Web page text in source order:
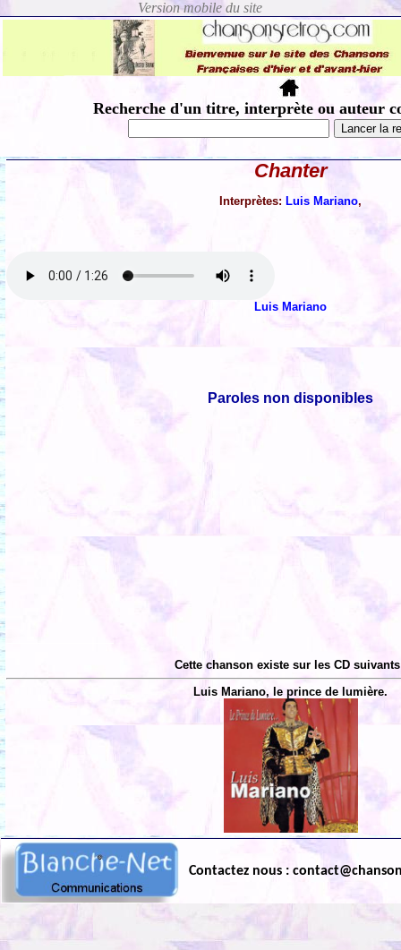
Recherche d'un titre, interprète ou auteur
Chanter
Interprètes: Luis Mariano,
Luis Mariano
Paroles non disponibles
Cette chanson existe sur les CD
Luis Mariano, le prince de lumière.
Contactez nous :